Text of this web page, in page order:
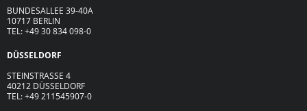
BUNDESALLEE 39-40A
10717 BERLIN
TEL: +49 30 834 098-0
DÜSSELDORF
STEINSTRASSE 4
40212 DÜSSELDORF
TEL: +49 211545907-0